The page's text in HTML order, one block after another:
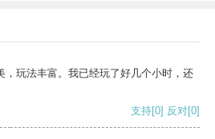
，玩法丰富。我已经玩了好几个小时，还
支持[0] 反对[0]